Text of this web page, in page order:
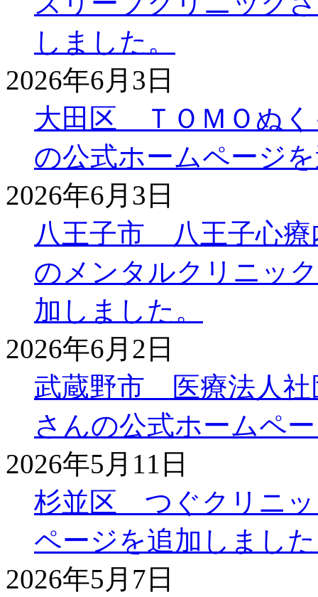
しました。
2026年6月3日
大田区 ＴＯＭＯぬく
の公式ホームページ
2026年6月3日
八王子市 八王子心療
のメンタルクリニッ
加しました。
2026年6月2日
武蔵野市 医療法人
さんの公式ホームペ
2026年5月11日
杉並区 つぐクリニッ
ページを追加しまし
2026年5月7日